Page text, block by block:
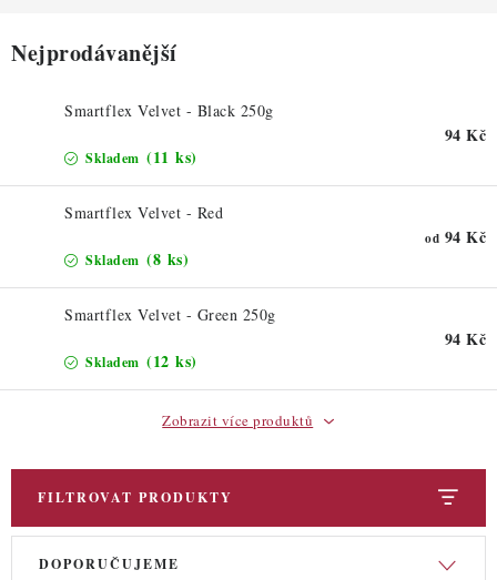
ZNAČKY
Nepřevzetí zásilky na dobírku
Hodnocení obchodu
Blog
Moje objednávka
Podmínky ochrany osobních údajů
Nejprodávanější
Smartflex Velvet - Black 250g
Skladem (11 ks)
94 Kč
Smartflex Velvet - Red
Skladem (8 ks)
od 94 Kč
Smartflex Velvet - Green 250g
Skladem (12 ks)
94 Kč
Zobrazit více produktů
FILTROVAT PRODUKTY
V
Ř DOPORUČUJEME